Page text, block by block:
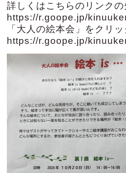
詳しくはこちらのリンクの
https://r.goope.jp/
「大人の絵本会」 をクリッ
https://r.goope.jp/